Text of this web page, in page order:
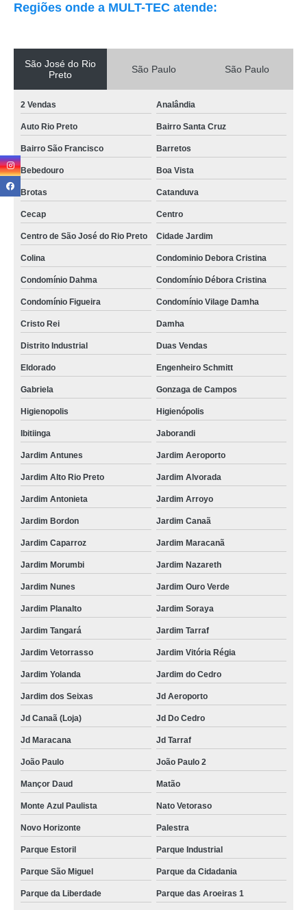
Regiões onde a MULT-TEC atende:
São José do Rio
Preto
São Paulo São Paulo
2 Vendas Analândia
Auto Rio Preto Bairro Santa Cruz
Bairro São Francisco Barretos
Bebedouro Boa Vista
Brotas Catanduva
Cecap Centro
Centro de São José do Rio Preto Cidade Jardim
Colina Condominio Debora Cristina
Condomínio Dahma Condomínio Débora Cristina
Condomínio Figueira Condomínio Vilage Damha
Cristo Rei Damha
Distrito Industrial Duas Vendas
Eldorado Engenheiro Schmitt
Gabriela Gonzaga de Campos
Higienopolis Higienópolis
Ibitiinga Jaborandi
Jardim Antunes Jardim Aeroporto
Jardim Alto Rio Preto Jardim Alvorada
Jardim Antonieta Jardim Arroyo
Jardim Bordon Jardim Canaã
Jardim Caparroz Jardim Maracanã
Jardim Morumbi Jardim Nazareth
Jardim Nunes Jardim Ouro Verde
Jardim Planalto Jardim Soraya
Jardim Tangará Jardim Tarraf
Jardim Vetorrasso Jardim Vitória Régia
Jardim Yolanda Jardim do Cedro
Jardim dos Seixas Jd Aeroporto
Jd Canaã (Loja) Jd Do Cedro
Jd Maracana Jd Tarraf
João Paulo João Paulo 2
Mançor Daud Matão
Monte Azul Paulista Nato Vetoraso
Novo Horizonte Palestra
Parque Estoril Parque Industrial
Parque São Miguel Parque da Cidadania
Parque da Liberdade Parque das Aroeiras 1